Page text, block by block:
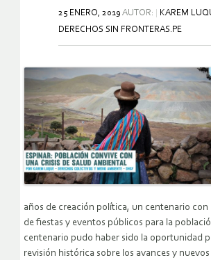
25 ENERO, 2019 AUTOR:
KAREM
DERECHOS SIN FRONTERAS.PE
años de creación política, un centenario
de fiestas y eventos públicos para la
centenario pudo haber sido la oportunidad
revisión histórica sobre los avances y